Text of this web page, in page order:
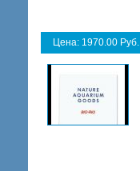
Цена: 1970.00 Руб.